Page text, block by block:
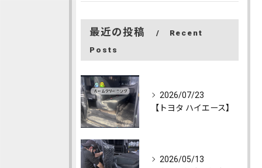
最近の投稿
Recent
Posts
2026/07/23
【トヨタ ハイエース】
2026/05/13